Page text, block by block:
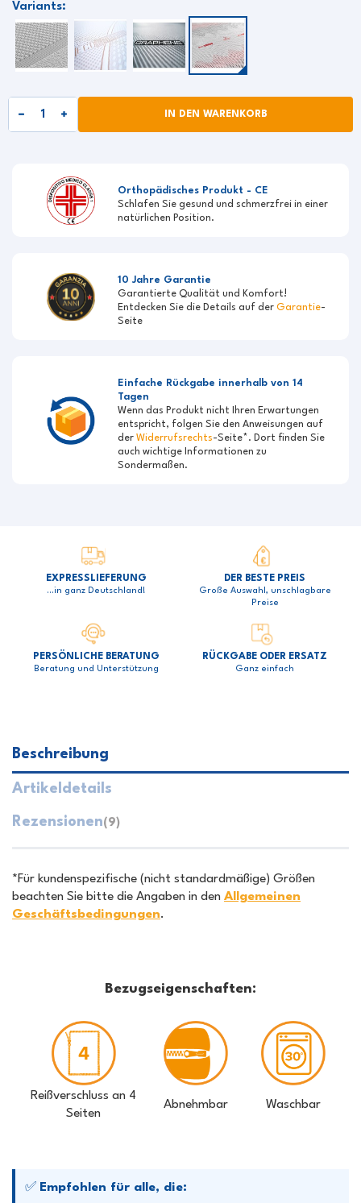
Variants:
IN DEN WARENKORB
Orthopädisches Produkt - CE
Schlafen Sie gesund und schmerzfrei in einer
natürlichen Position.
10 Jahre Garantie
Garantierte Qualität und Komfort!
Entdecken Sie die Details auf derGarantie-
Seite
Einfache Rückgabe innerhalb von 14
Tagen
Wenn das Produkt nicht Ihren Erwartungen
entspricht, folgen Sie den Anweisungen auf
derWiderrufsrechts-Seite*. Dort finden Sie
auch wichtige Informationen zu
Sondermaßen.
EXPRESSLIEFERUNG
…in ganz Deutschland!
DER BESTE PREIS
Große Auswahl, unschlagbare
Preise
PERSÖNLICHE BERATUNG
Beratung und Unterstützung
RÜCKGABE ODER ERSATZ
Ganz einfach
Beschreibung
Artikeldetails
Rezensionen(9)
*Für kundenspezifische (nicht standardmäßige) Größen
beachten Sie bitte die Angaben in den Allgemeinen
Geschäftsbedingungen.
Bezugseigenschaften:
Reißverschluss an 4
Seiten
Abnehmbar Waschbar
✅ Empfohlen für alle, die: